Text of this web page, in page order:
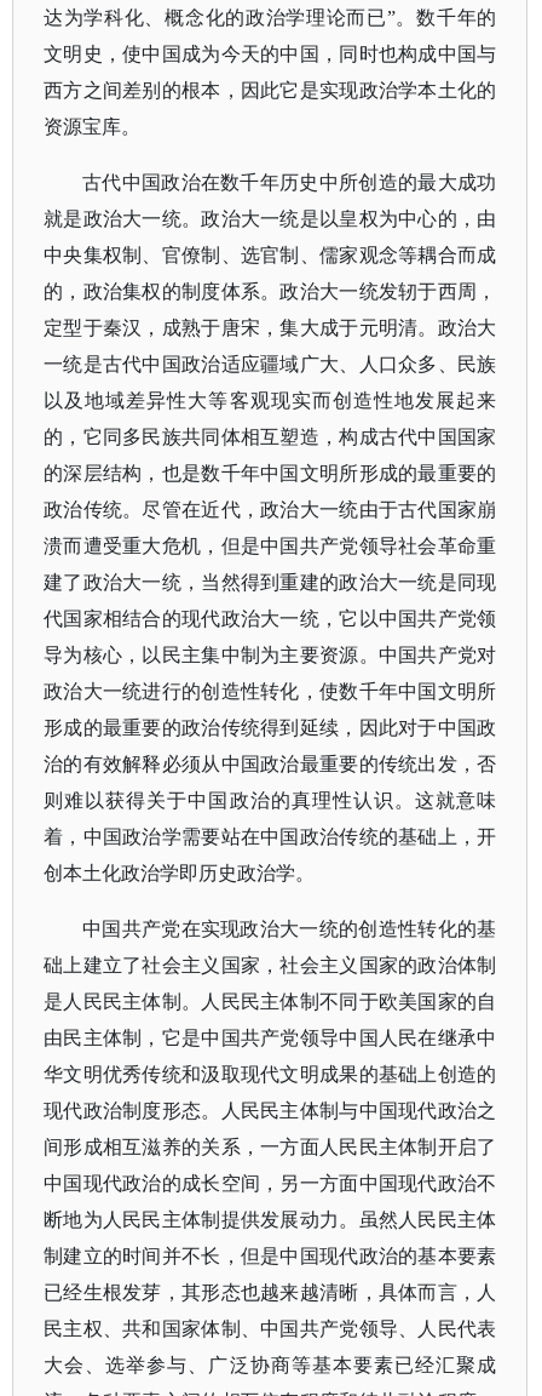
达为学科化、概念化的政治学理论而已”。数千年的
文明史，使中国成为今天的中国，同时也构成中国与
西方之间差别的根本，因此它是实现政治学本土化的
资源宝库。
古代中国政治在数千年历史中所创造的最大成功
就是政治大一统。政治大一统是以皇权为中心的，由
中央集权制、官僚制、选官制、儒家观念等耦合而成
的，政治集权的制度体系。政治大一统发轫于西周，
定型于秦汉，成熟于唐宋，集大成于元明清。政治大
一统是古代中国政治适应疆域广大、人口众多、民族
以及地域差异性大等客观现实而创造性地发展起来
的，它同多民族共同体相互塑造，构成古代中国国家
的深层结构，也是数千年中国文明所形成的最重要的
政治传统。尽管在近代，政治大一统由于古代国家崩
溃而遭受重大危机，但是中国共产党领导社会革命重
建了政治大一统，当然得到重建的政治大一统是同现
代国家相结合的现代政治大一统，它以中国共产党领
导为核心，以民主集中制为主要资源。中国共产党对
政治大一统进行的创造性转化，使数千年中国文明所
形成的最重要的政治传统得到延续，因此对于中国政
治的有效解释必须从中国政治最重要的传统出发，否
则难以获得关于中国政治的真理性认识。这就意味
着，中国政治学需要站在中国政治传统的基础上，开
创本土化政治学即历史政治学。
中国共产党在实现政治大一统的创造性转化的基
础上建立了社会主义国家，社会主义国家的政治体制
是人民民主体制。人民民主体制不同于欧美国家的自
由民主体制，它是中国共产党领导中国人民在继承中
华文明优秀传统和汲取现代文明成果的基础上创造的
现代政治制度形态。人民民主体制与中国现代政治之
间形成相互滋养的关系，一方面人民民主体制开启了
中国现代政治的成长空间，另一方面中国现代政治不
断地为人民民主体制提供发展动力。虽然人民民主体
制建立的时间并不长，但是中国现代政治的基本要素
已经生根发芽，其形态也越来越清晰，具体而言，人
民主权、共和国家体制、中国共产党领导、人民代表
大会、选举参与、广泛协商等基本要素已经汇聚成